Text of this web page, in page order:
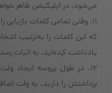
می‌شود، در اپلیکیشن ظاهر
۱۱. وقتی تمامی کلمات
که این کلمات را به‌ترتیب
یادداشت کرده‌اید، به اثبات
۱۲. در طول پروسه ایجاد
برداشتش را دارید، به ولت